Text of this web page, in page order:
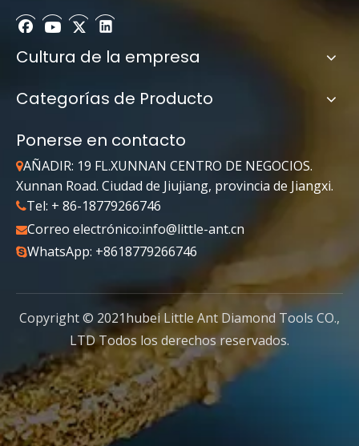
Cultura de la empresa
Categorías de Producto
Ponerse en contacto
AÑADIR: 19 FL.XUNNAN CENTRO DE NEGOCIOS.
Xunnan Road. Ciudad de Jiujiang, provincia de Jiangxi.
Tel: + 86-18779266746
Correo electrónico:info@little-ant.cn
WhatsApp: +8618779266746
Copyright © 2021hubei Little Ant Diamond Tools CO.,
LTD Todos los derechos reservados.